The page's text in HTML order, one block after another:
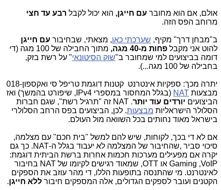
אולם, אם הוא מחובר עם חייגן, הוא יכול לקבל רבע עד חצי
מרוחב הפס הזה.
ב"מבחן דרך" מקיף, שערכתי כאן, מצאתי, שבחיבור עם חייגן
להוט אני מקבל פחות מ-40 מגה,
מתוך החבילה של 100 מגה (די
דומה בביצועים למי שמחובר ב"שוק הסיטונאי" על רשת בזק,
בחבילה של 100 מגה...).
יתרה מכך: ספקיות אינטרנט קטנות דוגמת טריפל סי ואקספון-018
מבצעות NAT (בגלל המחסור במספרי IPv4 , שיפורט בהמשך) ואז
הביצועים יורדים עוד יותר.
NAT זה "תרגיל רשת", שגם חברות
הסלולר הישראליות מבצעות. לכן, הביצועים בפס הרחב הסלולרי
בישראל מאוד נחותים בכל השוואה מול העולם.
אם לא די בכך, לקוחות, שיש להם למשל "בית חכם" עם מצלמה,
סיכוי סביר ,שהחיבור של המצלמה לא יעבוד בגלל ה-NAT. כך גם
יקרה אם מפעילים מערכות חכמות אחרות ברשת הביתית דוגמת:
VoIP
,
Gaming או OTT, שמאוד רגישים לקיומו של NAT בחיבור
לאינטרנט. מי שהתנסה בתופעות הללו, די מהר עוזב את הספקים
הקטנים ועובר לספקים הגדולים, אלה המספקים חיבור ללא חייגן.